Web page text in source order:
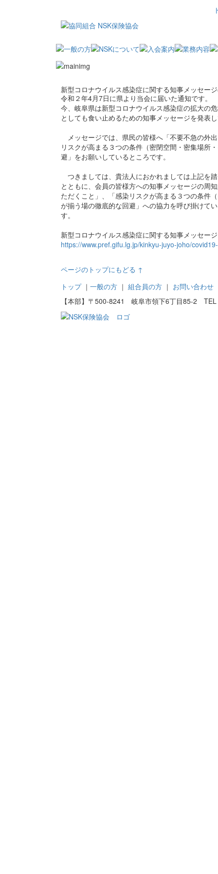
新型コロナウイルス感染症に関する知事メッセー
令和２年4月7日に県より当会に届いた通知です。
今、岐阜県は新型コロナウイルス感染症の拡大の
としても食い止めるための知事メッセージを発表
メッセージでは、県民の皆様へ「不要不急の外
リスクが高まる３つの条件（密閉空間・密集場所
避」をお願いしているところです。
つきましては、貴法人におかれましては上記を
とともに、会員の皆様方への知事メッセージの周
ただくこと」、「感染リスクが高まる３つの条件
が揃う場の徹底的な回避」への協力を呼び掛けて
す。
新型コロナウイルス感染症に関する知事メッセージ
https://www.pref.gifu.lg.jp/kinkyu-juyo-joho/
ページのトップにもどる ↑
トップ｜ 一般の方 ｜ 組合員の方 ｜ お問い合わせ
【本部】〒500-8241 岐阜市領下6丁目85-2